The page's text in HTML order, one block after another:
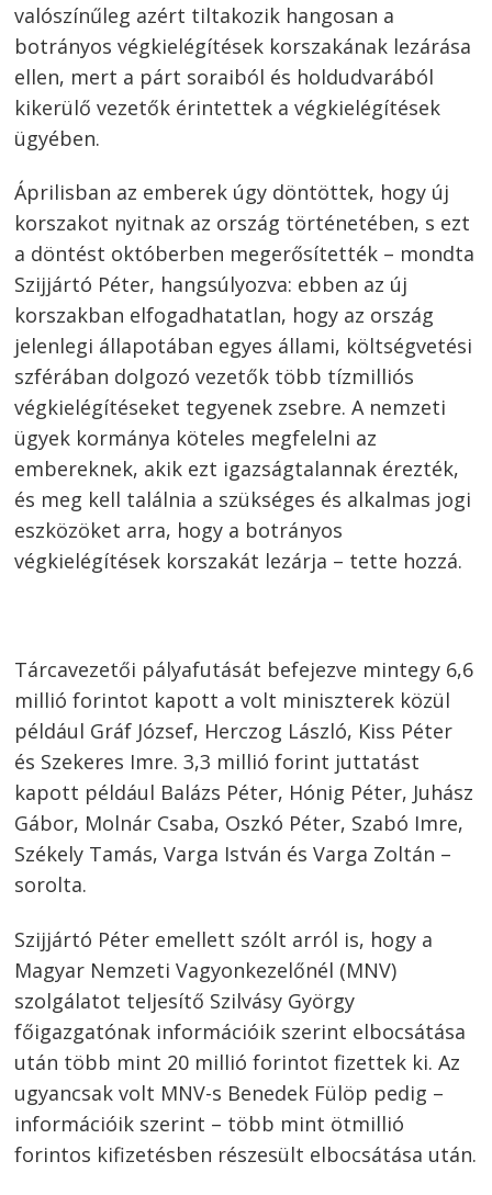
valószínűleg azért tiltakozik hangosan a
botrányos végkielégítések korszakának lezárása
ellen, mert a párt soraiból és holdudvarából
kikerülő vezetők érintettek a végkielégítések
ügyében.
Áprilisban az emberek úgy döntöttek, hogy új
korszakot nyitnak az ország történetében, s ezt
a döntést októberben megerősítették – mondta
Szijjártó Péter, hangsúlyozva: ebben az új
korszakban elfogadhatatlan, hogy az ország
jelenlegi állapotában egyes állami, költségvetési
szférában dolgozó vezetők több tízmilliós
végkielégítéseket tegyenek zsebre. A nemzeti
ügyek kormánya köteles megfelelni az
embereknek, akik ezt igazságtalannak érezték,
és meg kell találnia a szükséges és alkalmas jogi
eszközöket arra, hogy a botrányos
végkielégítések korszakát lezárja – tette hozzá.
Tárcavezetői pályafutását befejezve mintegy 6,6
millió forintot kapott a volt miniszterek közül
például Gráf József, Herczog László, Kiss Péter
és Szekeres Imre. 3,3 millió forint juttatást
kapott például Balázs Péter, Hónig Péter, Juhász
Gábor, Molnár Csaba, Oszkó Péter, Szabó Imre,
Székely Tamás, Varga István és Varga Zoltán –
sorolta.
Szijjártó Péter emellett szólt arról is, hogy a
Magyar Nemzeti Vagyonkezelőnél (MNV)
szolgálatot teljesítő Szilvásy György
főigazgatónak információik szerint elbocsátása
után több mint 20 millió forintot fizettek ki. Az
ugyancsak volt MNV-s Benedek Fülöp pedig –
információik szerint – több mint ötmillió
forintos kifizetésben részesült elbocsátása után.